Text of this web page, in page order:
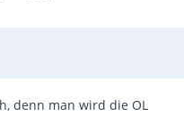
denn man wird die OL